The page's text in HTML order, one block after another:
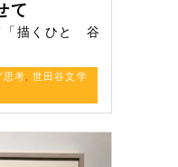
て
「描くひと 谷
思考 ,世田谷文学